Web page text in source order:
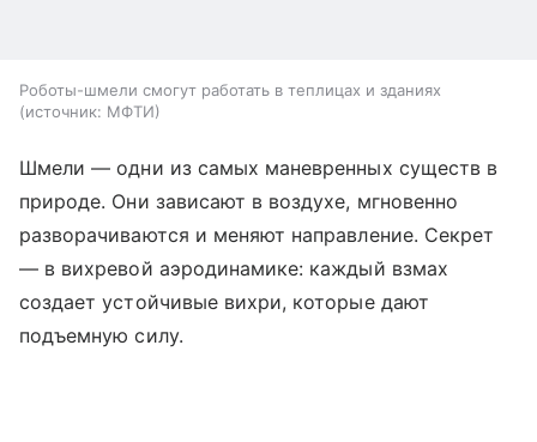
Роботы-шмели смогут работать в теплицах и зданиях
источник: МФТИ
Шмели — одни из самых маневренных существ в
природе. Они зависают в воздухе, мгновенно
разворачиваются и меняют направление. Секрет
— в вихревой аэродинамике: каждый взмах
создает устойчивые вихри, которые дают
подъемную силу.